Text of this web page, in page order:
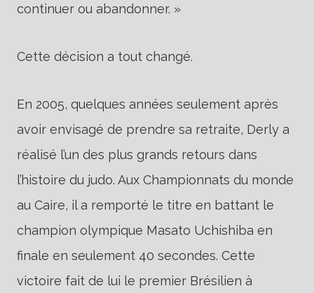
continuer ou abandonner. »
Cette décision a tout changé.
En 2005, quelques années seulement après
avoir envisagé de prendre sa retraite, Derly a
réalisé l’un des plus grands retours dans
l’histoire du judo. Aux Championnats du monde
au Caire, il a remporté le titre en battant le
champion olympique Masato Uchishiba en
finale en seulement 40 secondes. Cette
victoire fait de lui le premier Brésilien à